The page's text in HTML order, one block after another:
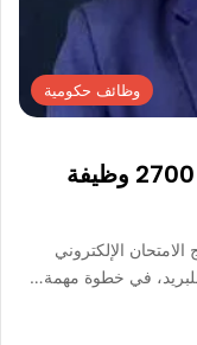
وظائف حكومية
الاستعلام عن نتائج وظائف البريد 2700 وظيفة
الإلكتروني